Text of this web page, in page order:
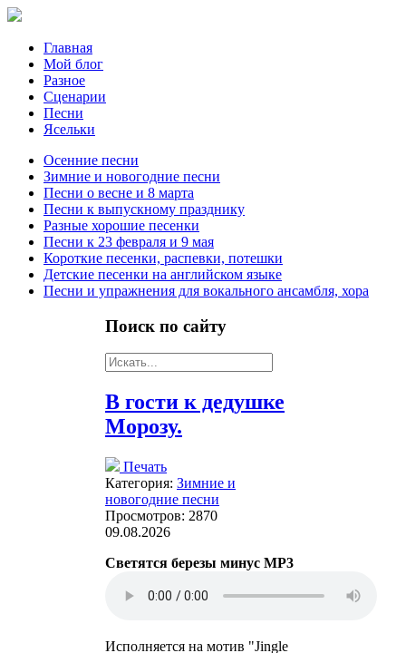
Главная
Мой блог
Разное
Сценарии
Песни
Ясельки
Осенние песни
Зимние и новогодние песни
Песни о весне и 8 марта
Песни к выпускному празднику
Разные хорошие песенки
Песни к 23 февраля и 9 мая
Короткие песенки, распевки, потешки
Детские песенки на английском языке
Песни и упражнения для вокального ансамбля, хора
Поиск по сайту
В гости к дедушке
Морозу.
Печать
Категория: Зимние и
новогодние песни
Просмотров: 2870
09.08.2026
Светятся березы минус MP3
Исполняется на мотив "Jingle